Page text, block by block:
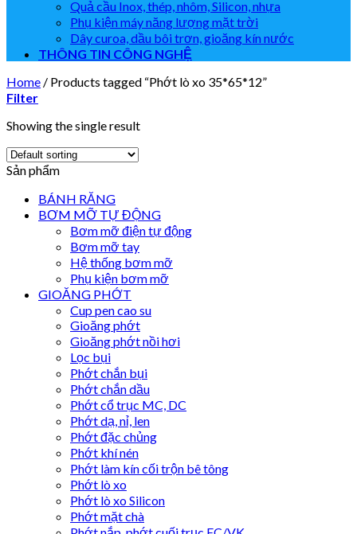
Quả cầu Inox, thép, nhôm, Silicon, nhựa
Phụ kiện máy năng lượng mặt trời
Dây curoa, dầu bôi trơn, gioăng kín nước
THÔNG TIN CÔNG NGHỆ
Home / Products tagged “Phớt lò xo 35*65*12”
Filter
Showing the single result
Sản phẩm
BÁNH RĂNG
BƠM MỠ TỰ ĐỘNG
Bơm mỡ điện tự động
Bơm mỡ tay
Hệ thống bơm mỡ
Phụ kiện bơm mỡ
GIOĂNG PHỚT
Cup pen cao su
Gioăng phớt
Gioăng phớt nồi hơi
Lọc bụi
Phớt chắn bụi
Phớt chắn dầu
Phớt cổ trục MC, DC
Phớt dạ, nỉ, len
Phớt đặc chủng
Phớt khí nén
Phớt làm kín cối trộn bê tông
Phớt lò xo
Phớt lò xo Silicon
Phớt mặt chà